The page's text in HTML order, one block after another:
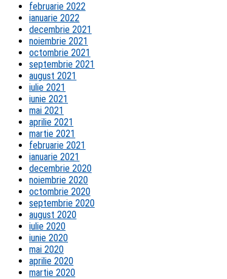
februarie 2022
ianuarie 2022
decembrie 2021
noiembrie 2021
octombrie 2021
septembrie 2021
august 2021
iulie 2021
iunie 2021
mai 2021
aprilie 2021
martie 2021
februarie 2021
ianuarie 2021
decembrie 2020
noiembrie 2020
octombrie 2020
septembrie 2020
august 2020
iulie 2020
iunie 2020
mai 2020
aprilie 2020
martie 2020